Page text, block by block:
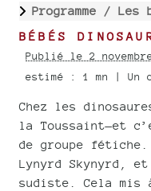
Programme / Les
BÉBÉS
Publié le 2
estimé : 1 mn | Un
Chez les
la Toussaint—et
de groupe fétiche.
Lynyrd Skynyrd,
sudiste. Cela mis